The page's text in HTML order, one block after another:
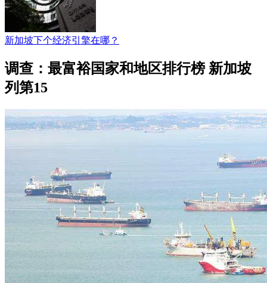
新加坡下个经济引擎在哪？
调查：最富裕国家和地区排行榜 新加坡
列第15